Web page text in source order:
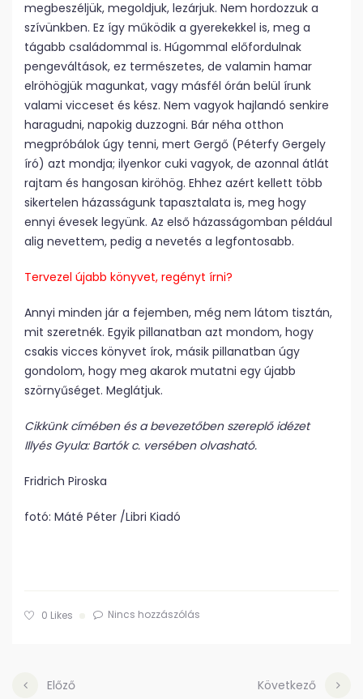
megbeszéljük, megoldjuk, lezárjuk. Nem hordozzuk a
szívünkben. Ez így működik a gyerekekkel is, meg a
tágabb családommal is. Húgommal előfordulnak
pengeváltások, ez természetes, de valamin hamar
elröhögjük magunkat, vagy másfél órán belül írunk
valami vicceset és kész. Nem vagyok hajlandó senkire
haragudni, napokig duzzogni. Bár néha otthon
megpróbálok úgy tenni, mert Gergő (Péterfy Gergely
író) azt mondja; ilyenkor cuki vagyok, de azonnal átlát
rajtam és hangosan kiröhög. Ehhez azért kellett több
sikertelen házasságunk tapasztalata is, meg hogy
ennyi évesek legyünk. Az első házasságomban például
alig nevettem, pedig a nevetés a legfontosabb.
Tervezel újabb könyvet, regényt írni?
Annyi minden jár a fejemben, még nem látom tisztán,
mit szeretnék. Egyik pillanatban azt mondom, hogy
csakis vicces könyvet írok, másik pillanatban úgy
gondolom, hogy meg akarok mutatni egy újabb
szörnyűséget. Meglátjuk.
Cikkünk címében és a bevezetőben szereplő idézet
Illyés Gyula: Bartók c. versében olvasható.
Fridrich Piroska
fotó: Máté Péter /Libri Kiadó
0 Likes Nincs hozzászólás
Előző Következő